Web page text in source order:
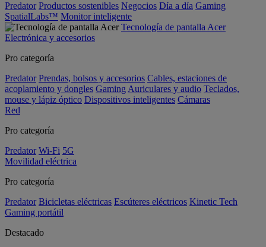
Predator Productos sostenibles Negocios Día a día Gaming
SpatialLabs™ Monitor inteligente
Tecnología de pantalla Acer
Electrónica y accesorios
Pro categoría
Predator Prendas, bolsos y accesorios Cables, estaciones de
acoplamiento y dongles Gaming Auriculares y audio Teclados,
mouse y lápiz óptico Dispositivos inteligentes Cámaras
Red
Pro categoría
Predator Wi-Fi 5G
Movilidad eléctrica
Pro categoría
Predator Bicicletas eléctricas Escúteres eléctricos Kinetic Tech
Gaming portátil
Destacado